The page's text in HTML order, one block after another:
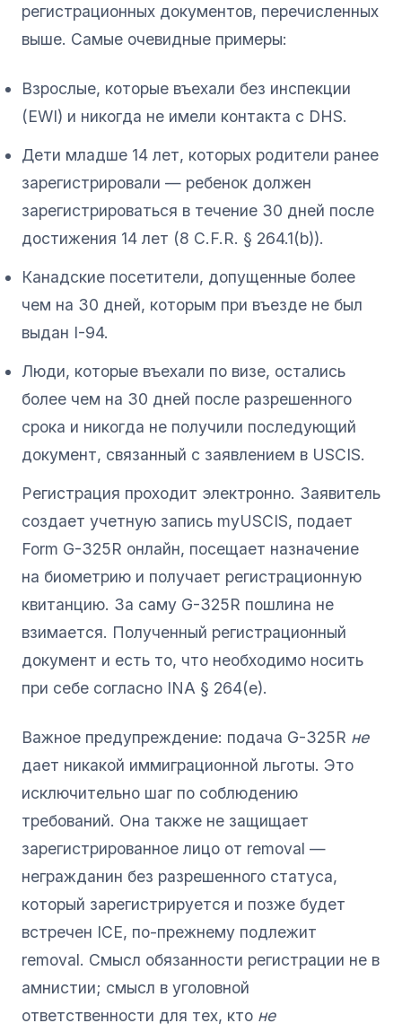
регистрационных документов, перечисленных
выше. Самые очевидные примеры:
Взрослые, которые въехали без инспекции
(EWI) и никогда не имели контакта с DHS.
Дети младше 14 лет, которых родители ранее
зарегистрировали — ребенок должен
зарегистрироваться в течение 30 дней после
достижения 14 лет (8 C.F.R. § 264.1(b)).
Канадские посетители, допущенные более
чем на 30 дней, которым при въезде не был
выдан I-94.
Люди, которые въехали по визе, остались
более чем на 30 дней после разрешенного
срока и никогда не получили последующий
документ, связанный с заявлением в USCIS.
Регистрация проходит электронно. Заявитель
создает учетную запись myUSCIS, подает
Form G-325R онлайн, посещает назначение
на биометрию и получает регистрационную
квитанцию. За саму G-325R пошлина не
взимается. Полученный регистрационный
документ и есть то, что необходимо носить
при себе согласно INA § 264(e).
Важное предупреждение: подача G-325R не
дает никакой иммиграционной льготы. Это
исключительно шаг по соблюдению
требований. Она также не защищает
зарегистрированное лицо от removal —
негражданин без разрешенного статуса,
который зарегистрируется и позже будет
встречен ICE, по-прежнему подлежит
removal. Смысл обязанности регистрации не в
амнистии; смысл в уголовной
ответственности для тех, кто не